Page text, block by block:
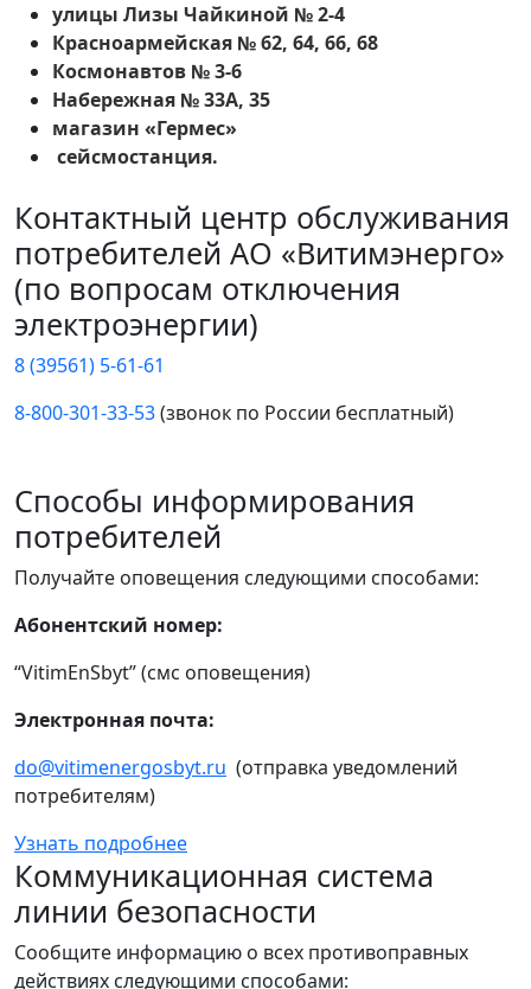
улицы Лизы Чайкиной № 2-4
Красноармейская № 62, 64, 66, 68
Космонавтов № 3-6
Набережная № 33А, 35
магазин «Гермес»
сейсмостанция.
Контактный центр обслуживания
потребителей АО «Витимэнерго»
(по вопросам отключения
электроэнергии)
8 (39561) 5-61-61
8-800-301-33-53(звонок по России бесплатный)
Способы информирования
потребителей
Получайте оповещения следующими способами:
Абонентский номер:
“VitimEnSbyt” (смс оповещения)
Электронная почта:
do@vitimenergosbyt.ru (отправка уведомлений
потребителям)
Узнать подробнее
Коммуникационная система
линии безопасности
Сообщите информацию о всех противоправных
действиях следующими способами: